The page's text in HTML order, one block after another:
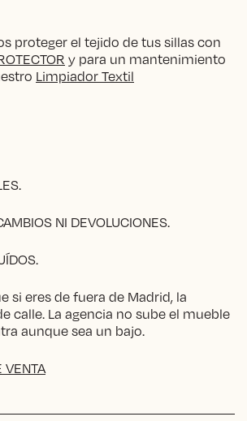
proteger el tejido de tus sillas con
y para un mantenimiento
Limpiador Textil
NI DEVOLUCIONES.
si eres de fuera de Madrid, la
calle. La agencia no sube el mueble
aunque sea un bajo.
VENTA